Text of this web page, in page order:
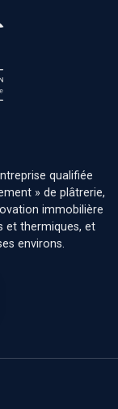
qualifiée
» de plâtrerie,
immobilière
et thermiques, et
environs.